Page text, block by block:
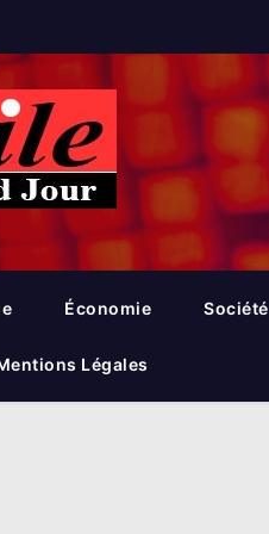
Économie Société
Légales